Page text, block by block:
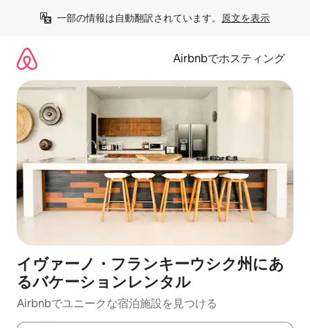
一部の情報は自動翻訳されています。 原文を表示
Airbnbでホスティング
イヴァーノ・フランキーウシク州にあ
るバケーションレンタル
Airbnbでユニークな宿泊施設を見つける